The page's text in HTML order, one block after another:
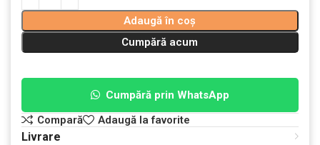
Adaugă în coș
Cumpără acum
Cumpără prin WhatsApp
Compară
Adaugă la favorite
Livrare